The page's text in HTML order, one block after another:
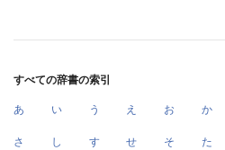
すべての辞書の索引
あ い う え お か
さ し す せ そ た